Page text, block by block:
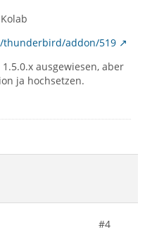
thunderbird/addon/519
ausgewiesen, aber
ja hochsetzen.
#4